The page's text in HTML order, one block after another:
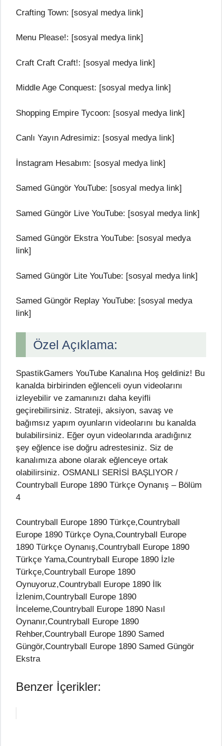
Crafting Town: [sosyal medya link]
Menu Please!: [sosyal medya link]
Craft Craft Craft!: [sosyal medya link]
Middle Age Conquest: [sosyal medya link]
Shopping Empire Tycoon: [sosyal medya link]
Canlı Yayın Adresimiz: [sosyal medya link]
İnstagram Hesabım: [sosyal medya link]
Samed Güngör YouTube: [sosyal medya link]
Samed Güngör Live YouTube: [sosyal medya link]
Samed Güngör Ekstra YouTube: [sosyal medya
link]
Samed Güngör Lite YouTube: [sosyal medya link]
Samed Güngör Replay YouTube: [sosyal medya
link]
Özel Açıklama:
SpastikGamers YouTube Kanalına Hoş geldiniz! Bu
kanalda birbirinden eğlenceli oyun videolarını
izleyebilir ve zamanınızı daha keyifli
geçirebilirsiniz. Strateji, aksiyon, savaş ve
bağımsız yapım oyunların videolarını bu kanalda
bulabilirsiniz. Eğer oyun videolarında aradığınız
şey eğlence ise doğru adrestesiniz. Siz de
kanalımıza abone olarak eğlenceye ortak
olabilirsiniz. OSMANLI SERİSİ BAŞLIYOR /
Countryball Europe 1890 Türkçe Oynanış – Bölüm
4
Countryball Europe 1890 Türkçe,Countryball
Europe 1890 Türkçe Oyna,Countryball Europe
1890 Türkçe Oynanış,Countryball Europe 1890
Türkçe Yama,Countryball Europe 1890 İzle
Türkçe,Countryball Europe 1890
Oynuyoruz,Countryball Europe 1890 İlk
İzlenim,Countryball Europe 1890
İnceleme,Countryball Europe 1890 Nasıl
Oynanır,Countryball Europe 1890
Rehber,Countryball Europe 1890 Samed
Güngör,Countryball Europe 1890 Samed Güngör
Ekstra
Benzer İçerikler: